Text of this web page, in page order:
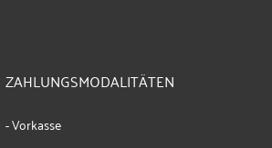
ZAHLUNGSMODALITÄTEN
- Vorkasse